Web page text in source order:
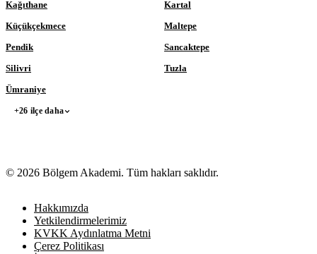
Kağıthane
Kartal
Küçükçekmece
Maltepe
Pendik
Sancaktepe
Silivri
Tuzla
Ümraniye
+26 ilçe daha
© 2026 Bölgem Akademi. Tüm hakları saklıdır.
Hakkımızda
Yetkilendirmelerimiz
KVKK Aydınlatma Metni
Çerez Politikası